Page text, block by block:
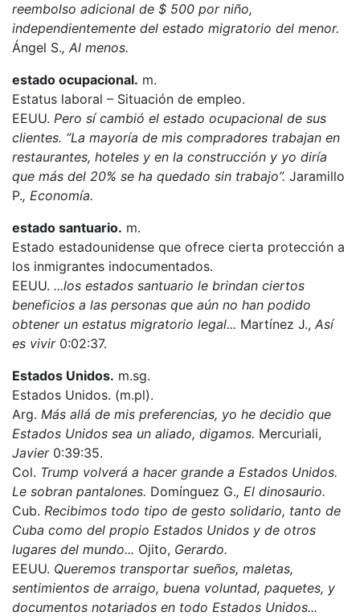
reembolso adicional de $ 500 por niño,
independientemente del estado migratorio del menor.
Ángel S., Al menos.
estado ocupacional. m.
Estatus laboral – Situación de empleo.
EEUU. Pero sí cambió el estado ocupacional de sus
clientes. “La mayoría de mis compradores trabajan en
restaurantes, hoteles y en la construcción y yo diría
que más del 20% se ha quedado sin trabajo”. Jaramillo
P., Economía.
estado santuario. m.
Estado estadounidense que ofrece cierta protección a
los inmigrantes indocumentados.
EEUU. ...los estados santuario le brindan ciertos
beneficios a las personas que aún no han podido
obtener un estatus migratorio legal... Martínez J., Así
es vivir 0:02:37.
Estados Unidos. m.sg.
Estados Unidos. (m.pl).
Arg. Más allá de mis preferencias, yo he decidio que
Estados Unidos sea un aliado, digamos. Mercuriali,
Javier 0:39:35.
Col. Trump volverá a hacer grande a Estados Unidos.
Le sobran pantalones. Domínguez G., El dinosaurio.
Cub. Recibimos todo tipo de gesto solidario, tanto de
Cuba como del propio Estados Unidos y de otros
lugares del mundo... Ojito, Gerardo.
EEUU. Queremos transportar sueños, maletas,
sentimientos de arraigo, buena voluntad, paquetes, y
documentos notariados en todo Estados Unidos...